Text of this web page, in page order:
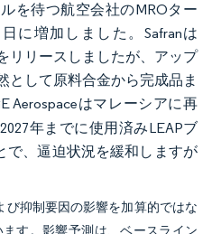
を待つ航空会社のMROター
に増加しました。Safranは
リリースしましたが、アップ
として原料合金から完成品ま
Aerospaceはマレーシアに再
年までに使用済みLEAPブ
で、逼迫状況を緩和しますが
抑制要因の影響を加算的ではな
す。影響予測は、ベースライン